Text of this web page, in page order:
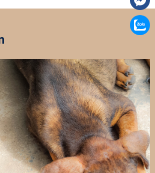
Thứ Sáu, 30/08/2024
Có nên sử dụng thức ăn hạt ANF cho
không?
ANF là dòng sản phẩm hữu cơ cao cấp của
nhà máy chế biến tại Hàn Quốc. ANF chế